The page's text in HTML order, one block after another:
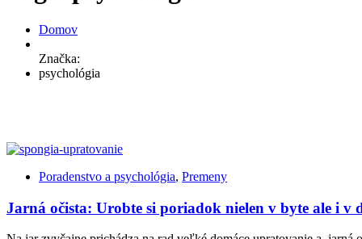
Domov
Značka:
psychológia
Poradenstvo a psychológia, Premeny
Jarná očista: Urobte si poriadok nielen v byte ale i v